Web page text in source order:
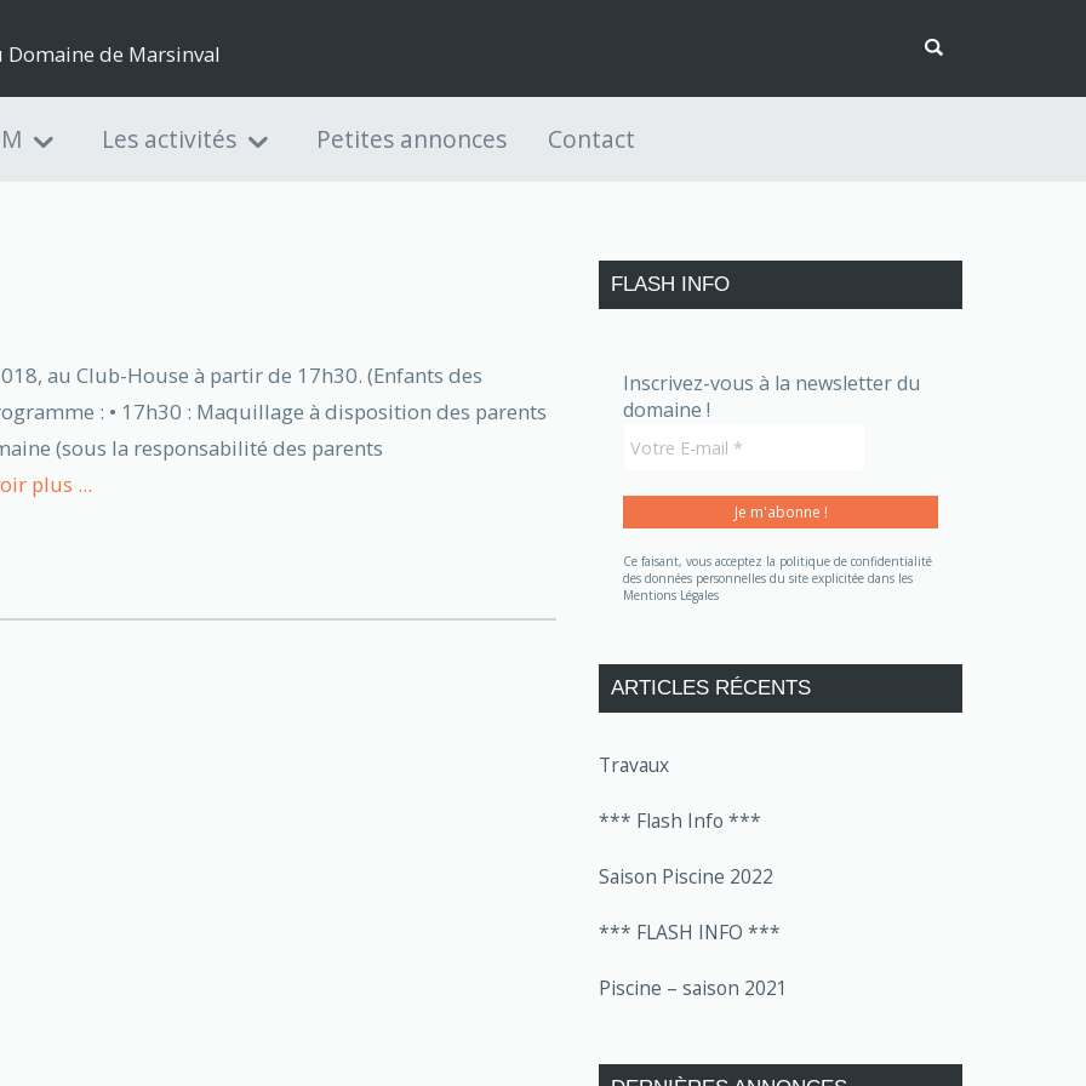
de Marsinval
Les activités Petites annonces Contact
au Club-House à partir de 17h30. (Enfants des
: • 17h30 : Maquillage à disposition des parents
(sous la responsabilité des parents
plus ...
FLASH INFO
Inscrivez-vous à la newsletter du
domaine !
Ce faisant, vous acceptez la politique de confidentialité
des données personnelles du site explicitée dans les
Mentions Légales
ARTICLES RÉCENTS
Travaux
*** Flash Info ***
Saison Piscine 2022
*** FLASH INFO ***
Piscine – saison 2021